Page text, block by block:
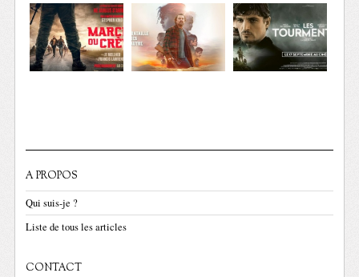
A PROPOS
Qui suis-je ?
Liste de tous les articles
CONTACT